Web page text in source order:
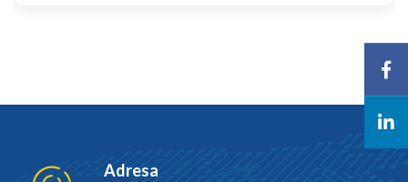
Adresa